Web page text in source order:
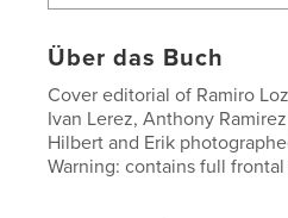
Über das Buch
Cover editorial of Ramiro
Ivan Lerez, Anthony
Hilbert and Erik
Warning: contains full